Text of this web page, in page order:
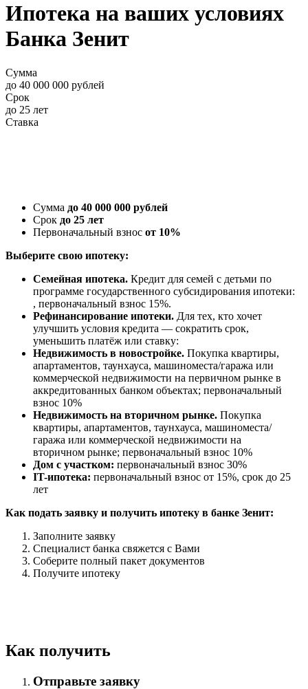
Ипотека на ваших условиях
Банка Зенит
Сумма
до 40 000 000 рублей
Срок
до 25 лет
Ставка
Сумма до 40 000 000 рублей
Срок до 25 лет
Первоначальный взнос от 10%
Выберите свою ипотеку:
Семейная ипотека. Кредит для семей с детьми по
программе государственного субсидирования ипотеки:
, первоначальный взнос 15%.
Рефинансирование ипотеки. Для тех, кто хочет
улучшить условия кредита — сократить срок,
уменьшить платёж или ставку:
Недвижимость в новостройке. Покупка квартиры,
апартаментов, таунхауса, машиноместа/гаража или
коммерческой недвижимости на первичном рынке в
аккредитованных банком объектах; первоначальный
взнос 10%
Недвижимость на вторичном рынке. Покупка
квартиры, апартаментов, таунхауса, машиноместа/
гаража или коммерческой недвижимости на
вторичном рынке; первоначальный взнос 10%
Дом с участком: первоначальный взнос 30%
IT-ипотека: первоначальный взнос от 15%, срок до 25
лет
Как подать заявку и получить ипотеку в банке Зенит:
Заполните заявку
Специалист банка свяжется с Вами
Соберите полный пакет документов
Получите ипотеку
Как получить
Отправьте заявку